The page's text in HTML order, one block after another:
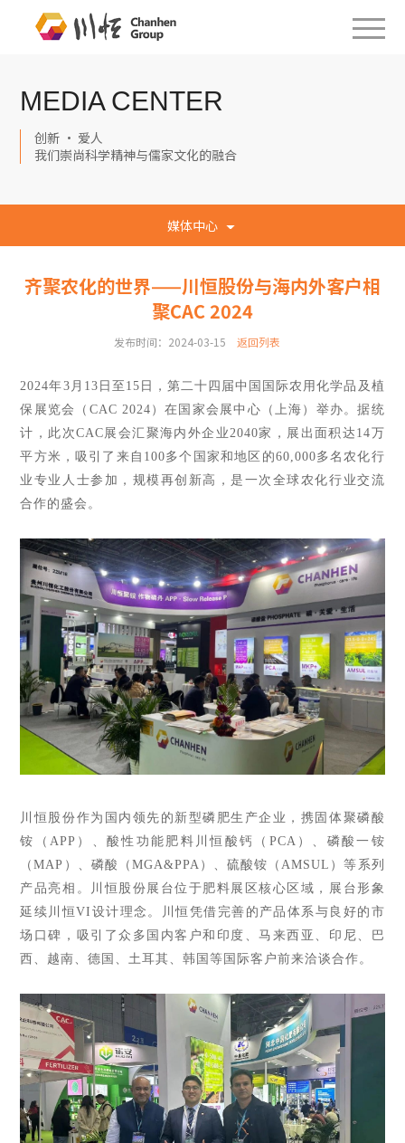
MEDIA CENTER
创新 · 爱人
我们崇尚科学精神与儒家文化的融合
媒体中心
齐聚农化的世界——川恒股份与海内外客户相
聚CAC 2024
发布时间：2024-03-15 返回列表
2024年3月13日至15日，第二十四届中国国际农用化学品及植
保展览会（CAC 2024）在国家会展中心（上海）举办。据统
计，此次CAC展会汇聚海内外企业2040家，展出面积达14万
平方米，吸引了来自100多个国家和地区的60,000多名农化行
业专业人士参加， 规模再创新高，是一次全球农化行业交流
合作的盛会。
川恒股份作为国内领先的新型磷肥生产企业，携固体聚磷酸
铵（APP）、酸性功能肥料川恒酸钙（PCA）、磷酸一铵
（MAP）、磷酸（MGA&PPA）、硫酸铵（AMSUL）等系列
产品亮相。川恒股份展台位于肥料展区核心区域，展台形象
延续川恒VI设计理念。川恒凭借完善的产品体系与良好的市
场口碑，吸引了众多国内客户和印度、马来西亚、印尼、巴
西、越南、德国、土耳其、韩国等国际客户前来洽谈合作。